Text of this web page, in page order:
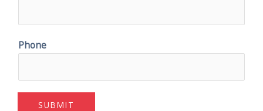
Phone
SUBMIT